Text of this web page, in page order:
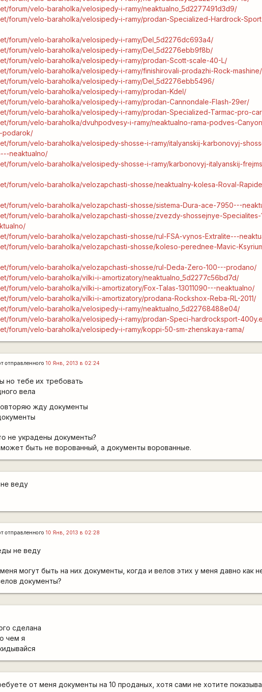
forum/velo-baraholka/velosipedy-i-ramy/neaktualno_5d2277491d3d9/
forum/velo-baraholka/velosipedy-i-ramy/prodan-Specialized-Hardrock-
forum/velo-baraholka/velosipedy-i-ramy/Del_5d2276dc693a4/
forum/velo-baraholka/velosipedy-i-ramy/Del_5d2276ebb9f8b/
forum/velo-baraholka/velosipedy-i-ramy/prodan-Scott-scale-40-L/
forum/velo-baraholka/velosipedy-i-ramy/finishirovali-prodazhi-Rock-mashine/
forum/velo-baraholka/velosipedy-i-ramy/Del_5d2276ebb5496/
forum/velo-baraholka/velosipedy-i-ramy/prodan-Kdel/
forum/velo-baraholka/velosipedy-i-ramy/prodan-Cannondale-Flash-29er/
forum/velo-baraholka/velosipedy-i-ramy/prodan-Specialized-Tarmac-pro-
forum/velo-baraholka/dvuhpodvesy-i-ramy/neaktualno-rama-podves-
podarok/
forum/velo-baraholka/velosipedy-shosse-i-ramy/italyanskij-karbonovyj-
neaktualno/
forum/velo-baraholka/velosipedy-shosse-i-ramy/karbonovyj-italyanskij-
forum/velo-baraholka/velozapchasti-shosse/neaktualny-kolesa-Roval-
forum/velo-baraholka/velozapchasti-shosse/sistema-Dura-ace-7950---
forum/velo-baraholka/velozapchasti-shosse/zvezdy-shossejnye-Specialites-
forum/velo-baraholka/velozapchasti-shosse/rul-FSA-vynos-Extralite---
forum/velo-baraholka/velozapchasti-shosse/koleso-perednee-Mavic-
forum/velo-baraholka/velozapchasti-shosse/rul-Deda-Zero-100---prodano/
forum/velo-baraholka/vilki-i-amortizatory/neaktualno_5d2277c56bd7d/
forum/velo-baraholka/vilki-i-amortizatory/Fox-Talas-13011090---neaktualno/
forum/velo-baraholka/vilki-i-amortizatory/prodana-Rockshox-Reba-RL-2011/
forum/velo-baraholka/velosipedy-i-ramy/neaktualno_5d22768488e04/
forum/velo-baraholka/velosipedy-i-ramy/prodan-Speci-hardrocksport-
forum/velo-baraholka/velosipedy-i-ramy/koppi-50-sm-zhenskaya-rama/
отправленного10 Янв, 2013 в 02:24
но тебе их требовать
вела
жду документы
не украдены документы?
быть не ворованный, а документы ворованные.
веду
отправленного10 Янв, 2013 в 02:28
не веду
могут быть на них документы, когда и велов этих у меня давно как
документы?
сделана
чем я
от меня документы на 10 проданых, хотя сами не хотите